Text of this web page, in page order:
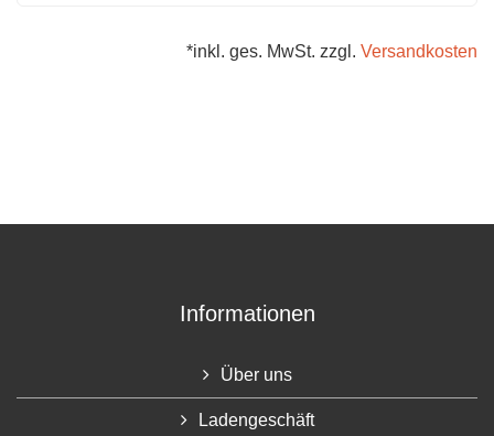
*inkl. ges. MwSt. zzgl. Versandkosten
Informationen
Über uns
Ladengeschäft